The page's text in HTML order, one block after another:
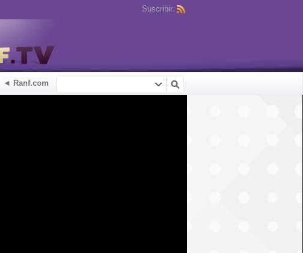
Suscribir:
◄ Ranf.com